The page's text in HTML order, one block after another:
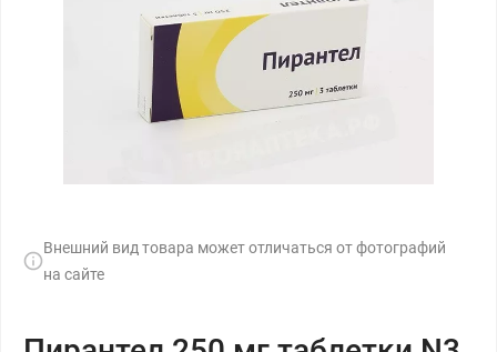
Внешний вид товара может отличаться от фотографий
на сайте